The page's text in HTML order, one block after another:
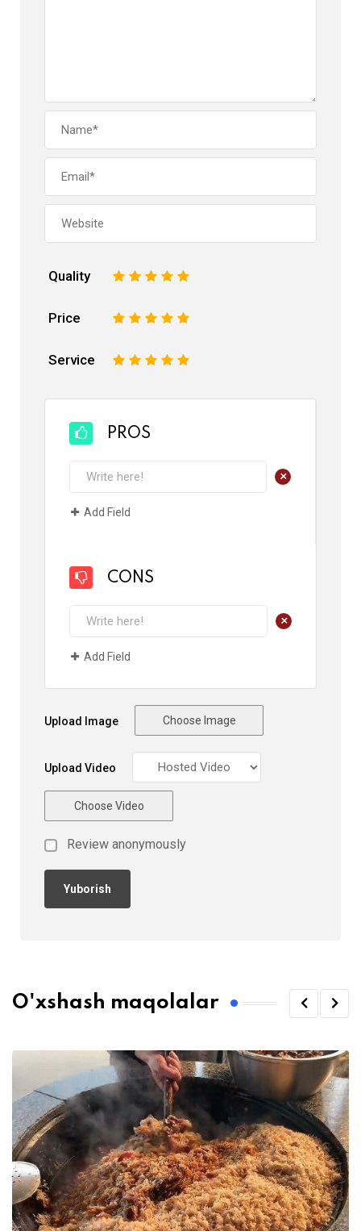
Quality 5
4
3
2
Price 5
4
3
2
Service 5
4
3
2
PROS
+
Add Field
CONS
+
Add Field
Upload Image Choose Image
Upload Video
Choose Video
Review anonymously
O'xshash maqolalar